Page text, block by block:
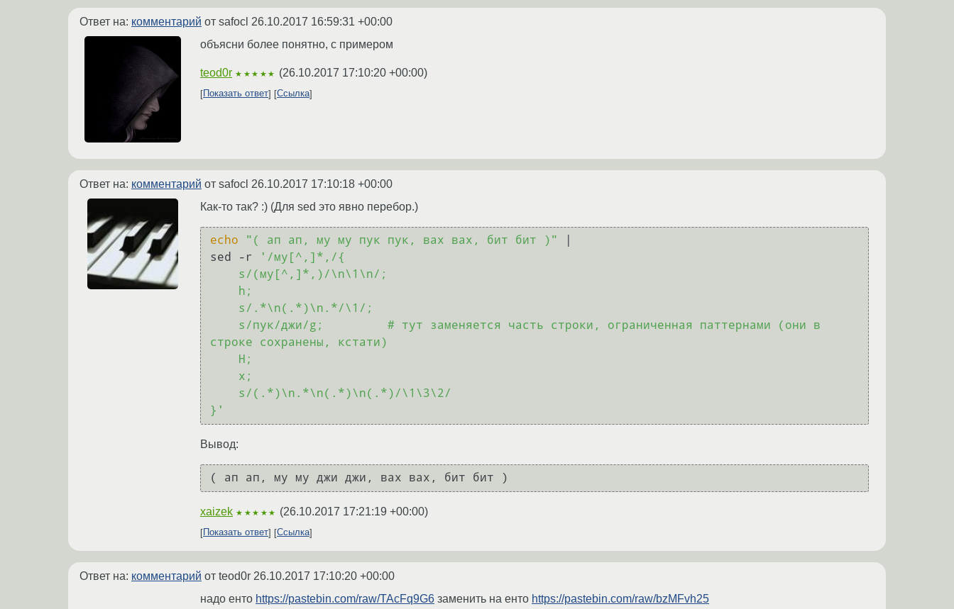
Ответ на: комментарий от safocl 26.10.2017 16:59:31 +00:00
объясни более понятно, с примером
teod0r ★★★★★ (26.10.2017 17:10:20 +00:00)
Показать ответ Ссылка
Ответ на: комментарий от safocl 26.10.2017 17:10:18 +00:00
Как-то так? :) (Для sed это явно перебор.)
echo "( ап ап, му му пук пук, вах вах, бит бит )"
sed -r
'/му[^,]*,/{
строке сохранены, кстати)
}'
Вывод:
xaizek ★★★★★ (26.10.2017 17:21:19 +00:00)
Показать ответ Ссылка
Ответ на: комментарий от teod0r 26.10.2017 17:10:20 +00:00
надо енто https://pastebin.com/raw/TAcFq9G6 заменить на енто https://pastebin.com/raw/bzMFvh25